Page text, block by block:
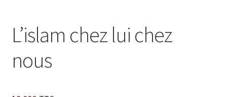
L’islam chez lui chez
nous